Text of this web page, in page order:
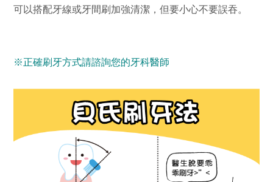
可以搭配牙線或牙間刷加強清潔，但要小心不要誤吞。
※正確刷牙方式請諮詢您的牙科醫師